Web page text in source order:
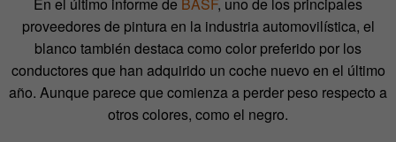
proveedores de pintura en la industria automovilística, el
blanco también destaca como color preferido por los
conductores que han adquirido un coche nuevo en el último
año. Aunque parece que comienza a perder peso respecto a
otros colores, como el negro.